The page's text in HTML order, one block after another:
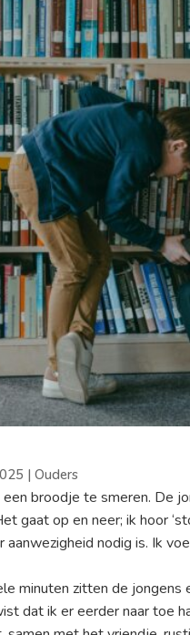
|Ouders
broodje te smeren. De
gaat op en neer; ik hoor
aanwezigheid nodig is. Ik
minuten zitten de jongens
dat ik er eerder naar toe